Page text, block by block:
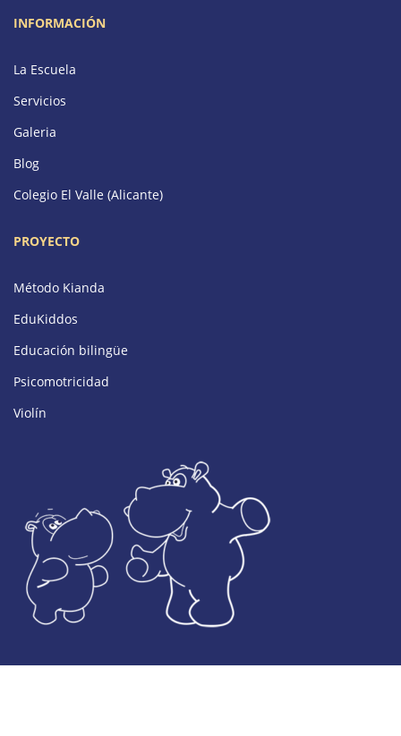
INFORMACIÓN
La Escuela
Servicios
Galeria
Blog
Colegio El Valle (Alicante)
PROYECTO
Método Kianda
EduKiddos
Educación bilingüe
Psicomotricidad
Violín